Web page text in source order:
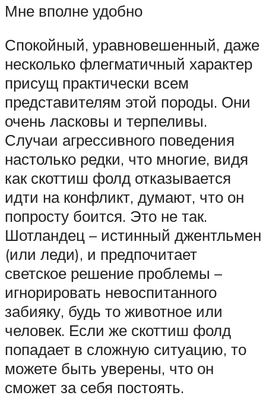
Мне вполне удобно
Спокойный, уравновешенный, даже
несколько флегматичный характер
присущ практически всем
представителям этой породы. Они
очень ласковы и терпеливы.
Случаи агрессивного поведения
настолько редки, что многие, видя
как скоттиш фолд отказывается
идти на конфликт, думают, что он
попросту боится. Это не так.
Шотландец – истинный джентльмен
(или леди), и предпочитает
светское решение проблемы –
игнорировать невоспитанного
забияку, будь то животное или
человек. Если же скоттиш фолд
попадает в сложную ситуацию, то
можете быть уверены, что он
сможет за себя постоять.